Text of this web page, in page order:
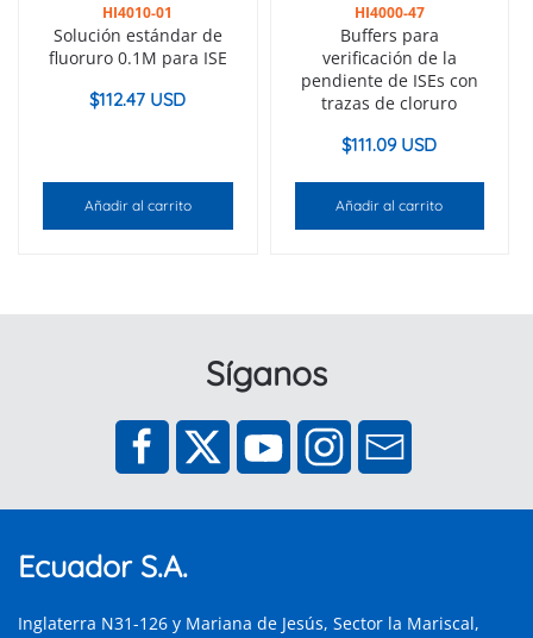
HI4010-01
Solución estándar de
fluoruro 0.1M para ISE
$112.47 USD
Añadir al carrito
HI4000-47
Buffers para
verificación de la
pendiente de ISEs con
trazas de cloruro
$111.09 USD
Añadir al carrito
Síganos
Ecuador S.A.
Inglaterra N31-126 y Mariana de Jesús, Sector la Mariscal,